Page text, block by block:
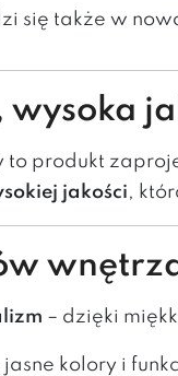
się także w
wysoka
produkt
jakości,
– dzięki
jasne kolory i